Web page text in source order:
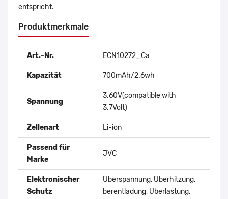
entspricht.
Produktmerkmale
Art.-Nr. ECN10272_Ca
Kapazität 700mAh/2.6wh
Spannung
3.60V(compatible with
3.7Volt)
Zellenart Li-ion
Passend für
Marke
JVC
Elektronischer
Schutz
Überspannung, Überhitzung,
berentladung, Überlastung,